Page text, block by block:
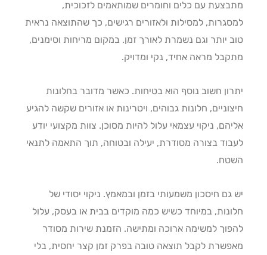
עם כלים וחומרים שמותאמים לזכוכית,
למסילות ולאזורים רגישים, כך שהתוצאה נראית
יותר וגם נשמרת לאורך זמן. במקום מריחות וסימנים,
מראה אחיד, נקי ומדויק.
חשוב נוסף הוא בטיחות. כאשר מדובר בחלונות
חלונות גבוהים, ויטרינות או אזורים שקשה להגיע
ניקוי עצמאי עלול להיות מסוכן. צוות מקצועי יודע
בצורה מסודרת, יעילה ובטוחה, תוך התאמה לתנאי
חיסכון משמעותי בזמן ובמאמץ. ניקוי יסודי של
במיוחד כשיש כמה מוקדים בבית או בעסק, עלול
למשימה ארוכה ומתישה. הזמנת שירות מסודר
לקבל תוצאה טובה בפרק זמן קצר יחסית, בלי